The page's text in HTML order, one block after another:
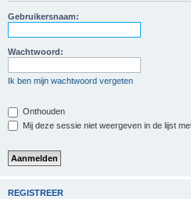
Gebruikersnaam:
Wachtwoord:
Ik ben mijn wachtwoord vergeten
Onthouden
Mij deze sessie niet weergeven in de lijst
REGISTREER